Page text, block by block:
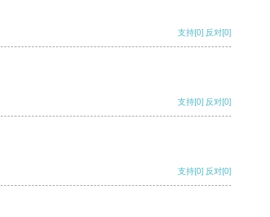
支持[0] 反对[0]
支持[0] 反对[0]
支持[0] 反对[0]